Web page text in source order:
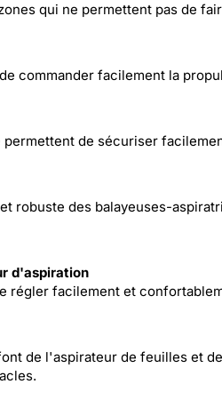
qui ne permettent pas de
commander facilement la
permettent de sécuriser
robuste des balayeuses-
d'aspiration
régler facilement et
de l'aspirateur de feuilles et